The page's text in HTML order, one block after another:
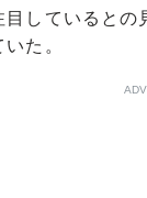
しているとの
た。